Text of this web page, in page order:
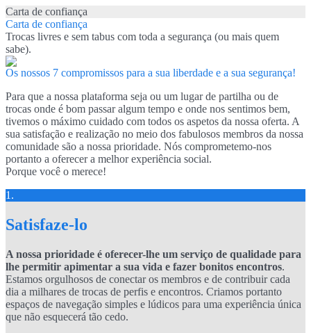
Carta de confiança
Carta de confiança
Trocas livres e sem tabus com toda a segurança (ou mais quem
sabe).
Os nossos 7 compromissos para a sua liberdade e a sua segurança!
Para que a nossa plataforma seja ou um lugar de partilha ou de
trocas onde é bom passar algum tempo e onde nos sentimos bem,
tivemos o máximo cuidado com todos os aspetos da nossa oferta. A
sua satisfação e realização no meio dos fabulosos membros da nossa
comunidade são a nossa prioridade. Nós comprometemo-nos
portanto a oferecer a melhor experiência social.
Porque você o merece!
1.
Satisfaze-lo
A nossa prioridade é oferecer-lhe um serviço de qualidade para
lhe permitir apimentar a sua vida e fazer bonitos encontros.
Estamos orgulhosos de conectar os membros e de contribuir cada
dia a milhares de trocas de perfis e encontros. Criamos portanto
espaços de navegação simples e lúdicos para uma experiência única
que não esquecerá tão cedo.